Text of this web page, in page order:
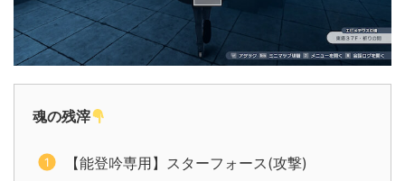
魂の残滓
【能登吟専用】スターフォース(攻撃)